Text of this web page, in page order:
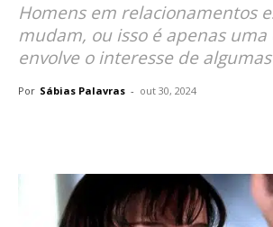
Homens em relacionamentos
mudam, ou isso é apenas
envolve o interesse de
Por Sábias Palavras - out 30, 2024